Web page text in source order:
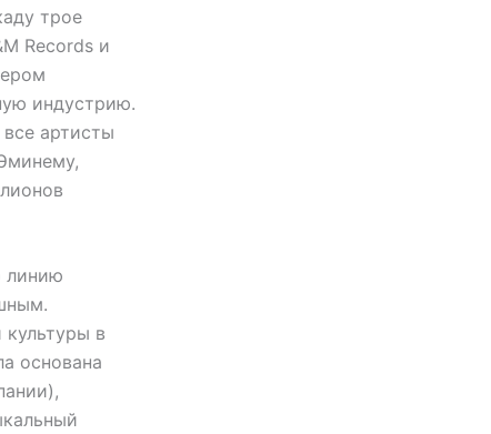
трое
Records и
индустрию.
артисты
линию
в
основана